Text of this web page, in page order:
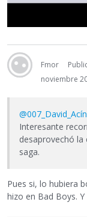
Fmor
noviembre
@007_David_Acín
Interesante
desaprovechó la
saga.
Pues si, lo hubiera
hizo en Bad Boys.